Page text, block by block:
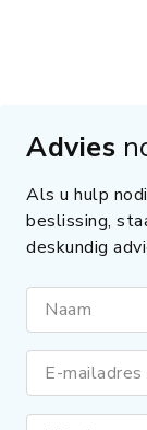
Advies
Als u hulp
beslissing,
deskundig
Naam
E-mailadres